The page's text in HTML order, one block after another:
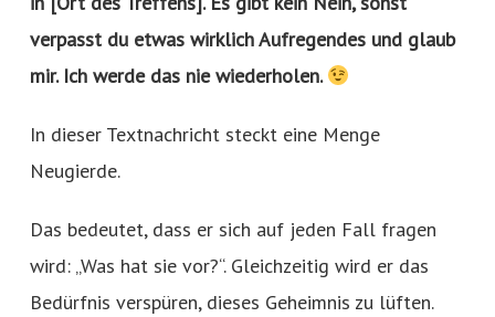
verpasst du etwas wirklich Aufregendes und glaub
mir. Ich werde das nie wiederholen.
In dieser Textnachricht steckt eine Menge
Neugierde.
Das bedeutet, dass er sich auf jeden Fall fragen
wird: „Was hat sie vor?“. Gleichzeitig wird er das
Bedürfnis verspüren, dieses Geheimnis zu lüften.